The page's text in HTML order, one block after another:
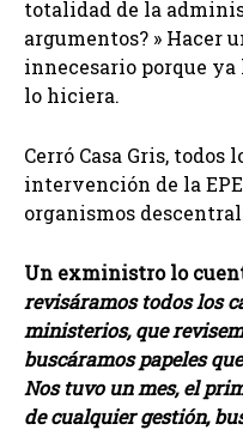
totalidad de la
argumentos? » Hacer
innecesario porque ya
lo hiciera.
Cerró Casa Gris,
intervención de la
organismos
Un exministro lo
revisáramos todos los
ministerios, que
buscáramos papeles
Nos tuvo un mes, el
de cualquier gestión,